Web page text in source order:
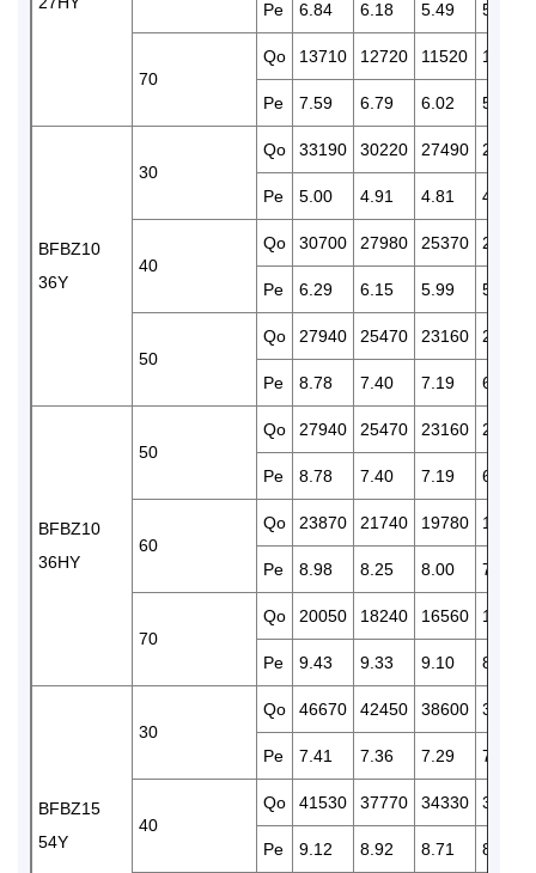
Pe 6.84 6.18 5.49 5.31
70
Qo 13710 12720 11520 10250
Pe 7.59 6.79 6.02 5.80
BFBZ10
36Y
30
Qo 33190 30220 27490 24890
Pe 5.00 4.91 4.81 4.69
40
Qo 30700 27980 25370 22990
Pe 6.29 6.15 5.99 5.82
50
Qo 27940 25470 23160 21050
Pe 8.78 7.40 7.19 6.98
BFBZ10
36HY
50
Qo 27940 25470 23160 21050
Pe 8.78 7.40 7.19 6.98
60
Qo 23870 21740 19780 17930
Pe 8.98 8.25 8.00 7.75
70
Qo 20050 18240 16560 15000
Pe 9.43 9.33 9.10 8.45
BFBZ15
54Y
30
Qo 46670 42450 38600 35070
Pe 7.41 7.36 7.29 7.18
40
Qo 41530 37770 34330 31120
Pe 9.12 8.92 8.71 8.45